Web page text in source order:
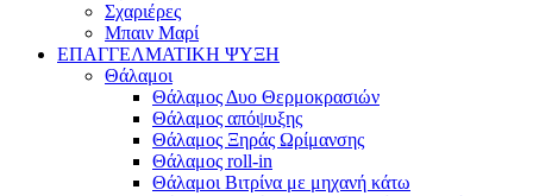
Σχαριέρες
Μπαιν Μαρί
ΕΠΑΓΓΕΛΜΑΤΙΚΗ ΨΥΞΗ
Θάλαμοι
Θάλαμος Δυο Θερμοκρασιών
Θάλαμος απόψυξης
Θάλαμος Ξηράς Ωρίμανσης
Θάλαμος roll-in
Θάλαμοι Βιτρίνα με μηχανή κάτω